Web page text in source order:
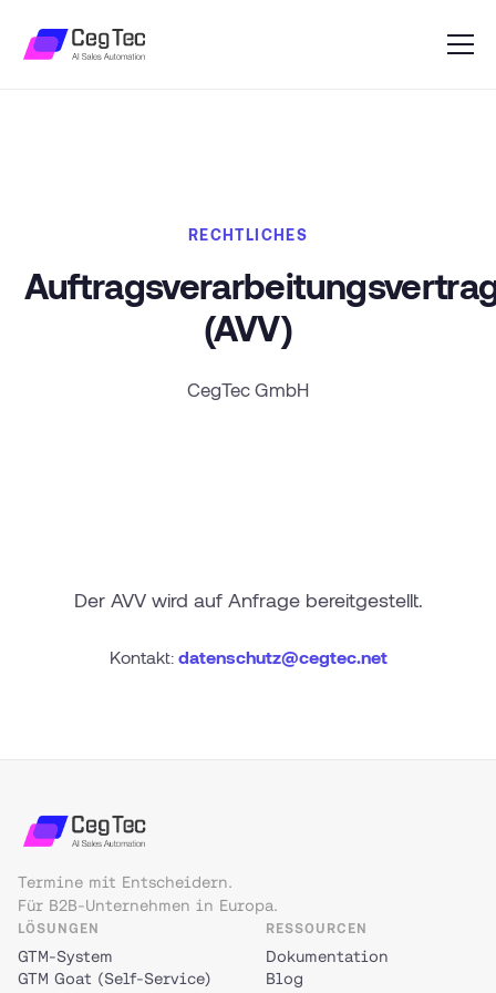
RECHTLICHES
(AVV)
CegTec GmbH
Der AVV wird auf Anfrage bereitgestellt.
Kontakt: datenschutz@cegtec.net
Termine mit Entscheidern.
Für B2B-Unternehmen in Europa.
LÖSUNGEN
GTM-System
GTM Goat (Self-Service)
RESSOURCEN
Dokumentation
Blog